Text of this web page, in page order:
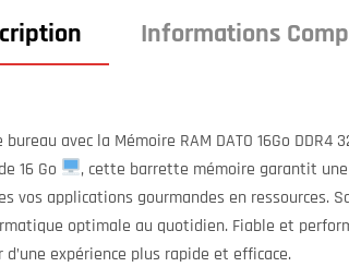
Informations
avec la Mémoire RAM DATO 16Go
16 Go , cette barrette mémoire garantit
vos applications gourmandes en ressources.
optimale au quotidien. Fiable et
expérience plus rapide et efficace.